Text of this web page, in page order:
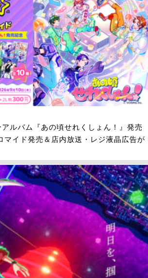
アルバム『あの頃せれくしょん！』発売
マイド発売＆店内放送・レジ液晶広告が